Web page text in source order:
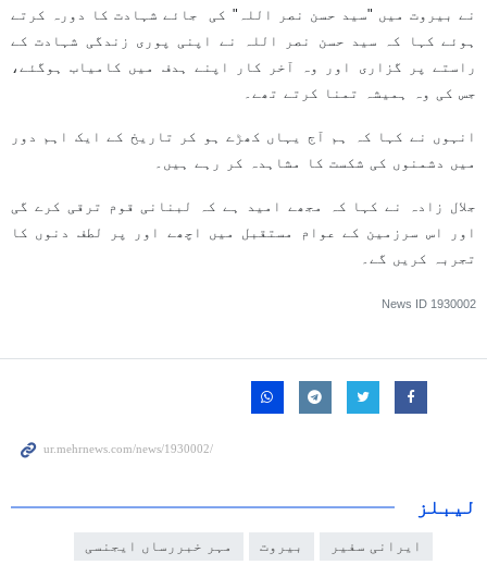
نے بیروت میں "سید حسن نصر اللہ" کی جائے شہادت کا دورہ کرتے
ہوئے کہا کہ سید حسن نصر اللہ نے اپنی پوری زندگی شہادت کے
راستے پر گزاری اور وہ آخر کار اپنے ہدف میں کامیاب ہوگئے،
جس کی وہ ہمیشہ تمنا کرتے تھے۔
انہوں نے کہا کہ ہم آج یہاں کھڑے ہو کر تاریخ کے ایک اہم دور
میں دشمنوں کی شکست کا مشاہدہ کر رہے ہیں۔
جلال زادہ نے کہا کہ مجھے امید ہے کہ لبنانی قوم ترقی کرے گی
اور اس سرزمین کے عوام مستقبل میں اچھے اور پر لطف دنوں کا
تجربہ کریں گے۔
News ID 1930002
لیبلز
ایرانی سفیر بیروت مہر خبررساں ایجنسی